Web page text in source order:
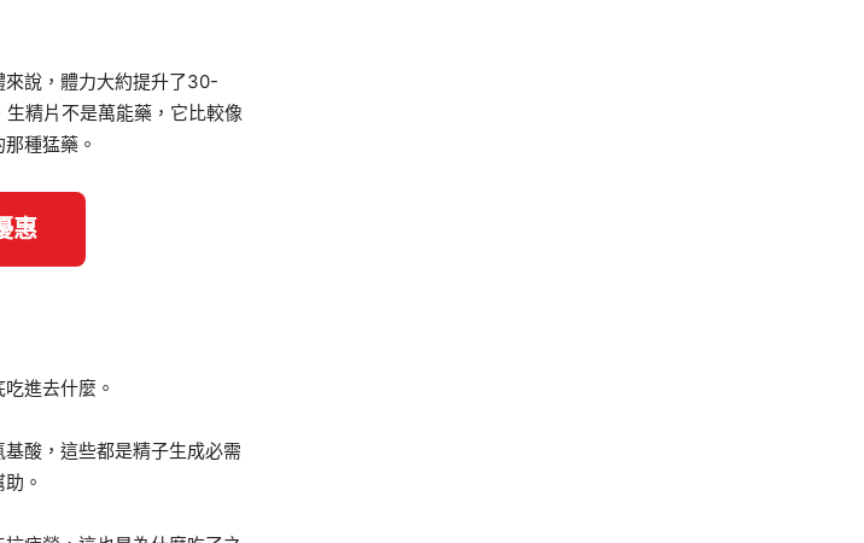
來說，體力大約提升了30-
精片不是萬能藥，它比較像
種猛藥。
惠
進去什麼。
酸，這些都是精子生成必需
。